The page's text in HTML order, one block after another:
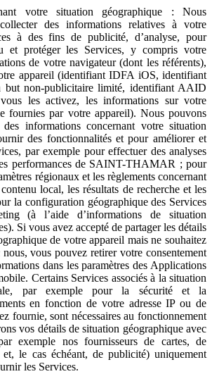
votre situation géographique : Nous
des informations relatives à votre
à des fins de publicité, d’analyse, pour
et protéger les Services, y compris votre
de votre navigateur (dont les référents),
appareil (identifiant IDFA iOS, identifiant
non-publicitaire limité, identifiant AAID
les activez, les informations sur votre
fournies par votre appareil). Nous pouvons
informations concernant votre situation
des fonctionnalités et pour améliorer et
par exemple pour effectuer des analyses
performances de SAINT-THAMAR ; pour
régionaux et les règlements concernant
local, les résultats de recherche et les
la configuration géographique des Services
(à l’aide d’informations de situation
Si vous avez accepté de partager les détails
de votre appareil mais ne souhaitez
vous pouvez retirer votre consentement
dans les paramètres des Applications
Certains Services associés à la situation
par exemple pour la sécurité et la
en fonction de votre adresse IP ou de
fournie, sont nécessaires au fonctionnement
vos détails de situation géographique avec
exemple nos fournisseurs de cartes, de
et, le cas échéant, de publicité) uniquement
les Services.